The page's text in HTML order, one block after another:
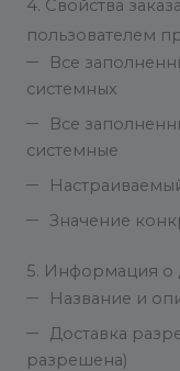
4. Свойства
пользователем
Все
системных
Все
системные
Значение
5. Информация о
Название и
Доставка
разрешена)